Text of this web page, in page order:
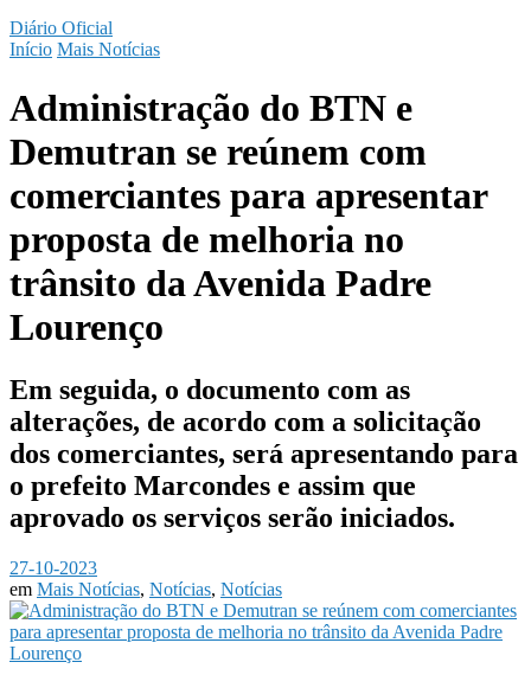
Diário Oficial
Início Mais Notícias
Administração do BTN e
Demutran se reúnem com
comerciantes para apresentar
proposta de melhoria no
trânsito da Avenida Padre
Lourenço
Em seguida, o documento com as
alterações, de acordo com a solicitação
dos comerciantes, será apresentando para
o prefeito Marcondes e assim que
aprovado os serviços serão iniciados.
27-10-2023
em Mais Notícias, Notícias, Notícias